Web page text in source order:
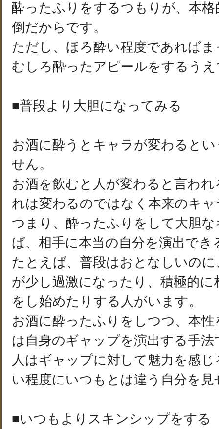
酔ったふりをするつもりが、本
倒だからです。
ただし、ほろ酔い程度であれば
むしろ酔ったアピールをするう
■普段より大胆になってみる
お酒に酔うとキャラが変わると
せん。
お酒を飲むと人が変わると言わ
れは変わるのではなく本来のキ
つまり、酔ったふりをして大胆
ば、相手に本当の自分を演出でき
たとえば、普段はおとなしいの
が少し過激になったり、積極的
をし始めたりする人がいます。
お酒に酔ったふりをしつつ、本
は自身のギャップを演出する手法
人はギャップに対して魅力を感
い程度にいつもとは違う自分を
■いつもよりスキンシップをする